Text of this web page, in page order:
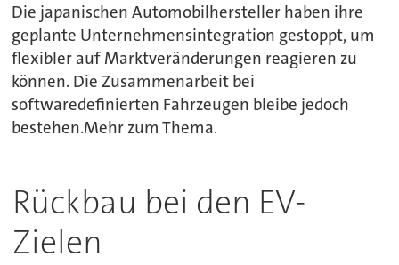
Die japanischen Automobilhersteller haben ihre
geplante Unternehmensintegration gestoppt, um
flexibler auf Marktveränderungen reagieren zu
können. Die Zusammenarbeit bei
softwaredefinierten Fahrzeugen bleibe jedoch
bestehen.Mehr zum Thema.
Rückbau bei den EV-
Zielen